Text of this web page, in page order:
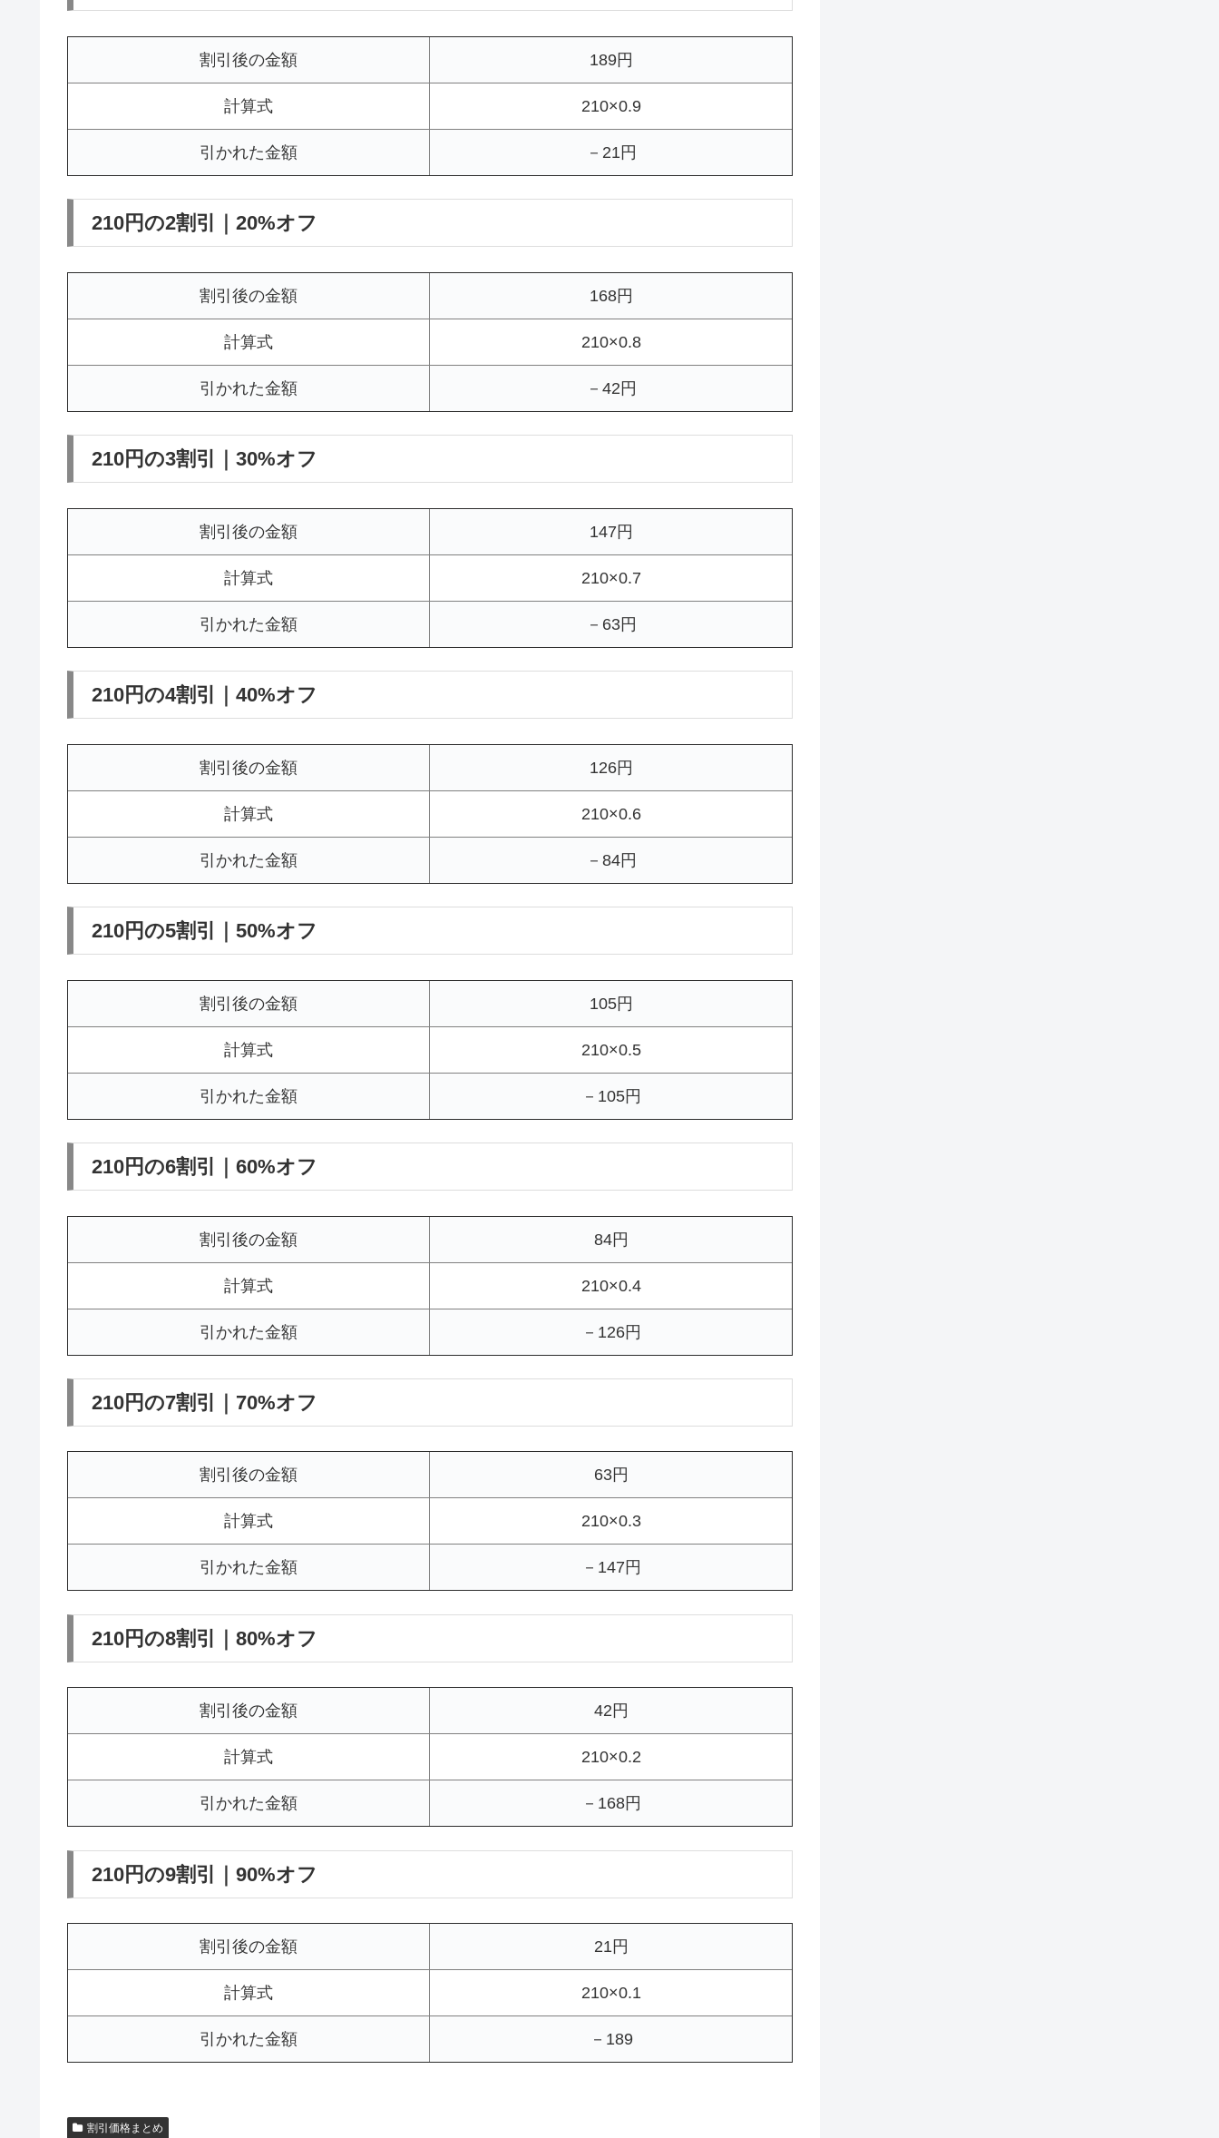
割引後の金額 189円
計算式 210×0.9
引かれた金額 －21円
210円の2割引｜20%オフ
割引後の金額 168円
計算式 210×0.8
引かれた金額 －42円
210円の3割引｜30%オフ
割引後の金額 147円
計算式 210×0.7
引かれた金額 －63円
210円の4割引｜40%オフ
割引後の金額 126円
計算式 210×0.6
引かれた金額 －84円
210円の5割引｜50%オフ
割引後の金額 105円
計算式 210×0.5
引かれた金額 －105円
210円の6割引｜60%オフ
割引後の金額 84円
計算式 210×0.4
引かれた金額 －126円
210円の7割引｜70%オフ
割引後の金額 63円
計算式 210×0.3
引かれた金額 －147円
210円の8割引｜80%オフ
割引後の金額 42円
計算式 210×0.2
引かれた金額 －168円
210円の9割引｜90%オフ
割引後の金額 21円
計算式 210×0.1
引かれた金額 －189
割引価格まとめ